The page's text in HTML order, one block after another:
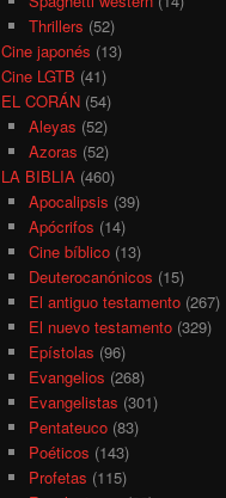
Thrillers (52)
Cine japonés (13)
Cine LGTB (41)
EL CORÁN (54)
Aleyas (52)
Azoras (52)
LA BIBLIA (460)
Apocalipsis (39)
Apócrifos (14)
Cine bíblico(13)
Deuterocanónicos (15)
El antiguo testamento(267)
El nuevo testamento(329)
Epístolas (96)
Evangelios (268)
Evangelistas (301)
Pentateuco(83)
Poéticos (143)
Profetas (115)